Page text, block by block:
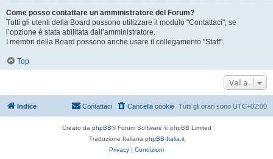
Come posso contattare un amministratore del Forum?
Tutti gli utenti della Board possono utilizzare il modulo "Contattaci", se
l’opzione è stata abilitata dall’amministratore.
I membri della Board possono anche usare il collegamento "Staff".
Top
Vai a
Indice Tutti gli orari sono UTC+02:00
Cancella cookie
Contattaci
Creato da phpBB® Forum Software © phpBB Limited
Traduzione Italiana phpBB-Italia.it
Privacy | Condizioni